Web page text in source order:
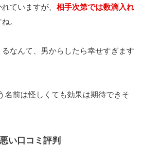
ていますが、 相手次第では数滴入れ
。
なんて、男からしたら幸せすぎます
名前は怪しくても効果は期待できそ
い口コミ評判